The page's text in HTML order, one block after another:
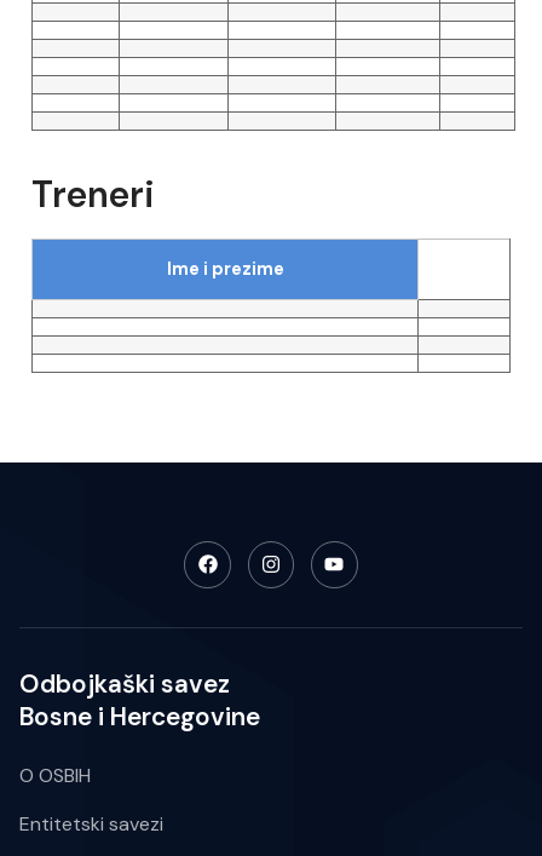
Treneri
Ime i prezime
Odbojkaški savez
Bosne i Hercegovine
O OSBIH
Entitetski savezi